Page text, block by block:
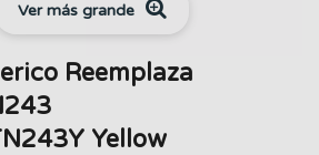
Ver más grande
Reemplaza
Yellow